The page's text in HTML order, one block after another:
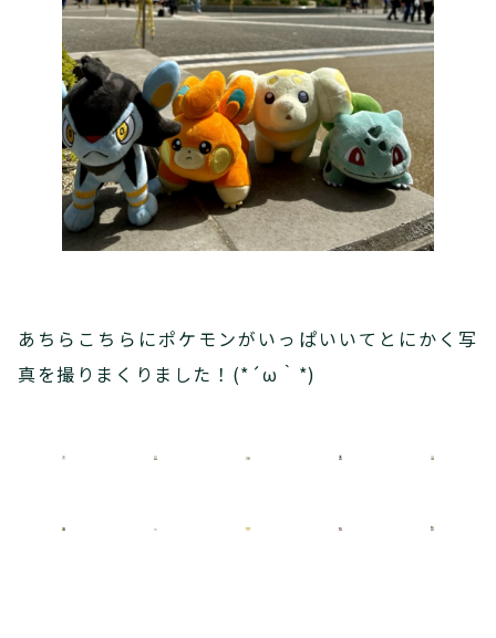
あちらこちらにポケモンがいっぱいいてとにかく写
真を撮りまくりました！(*´ω｀*)